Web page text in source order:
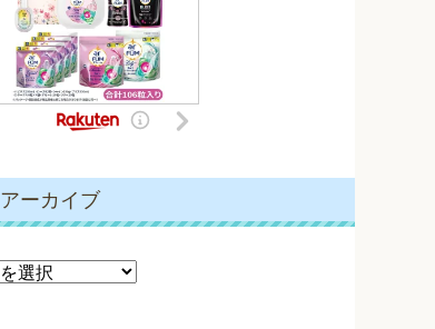
アーカイブ